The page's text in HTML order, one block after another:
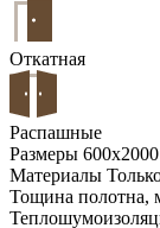
Откатная
Распашные
Размеры
Материалы
Тощина полотна,